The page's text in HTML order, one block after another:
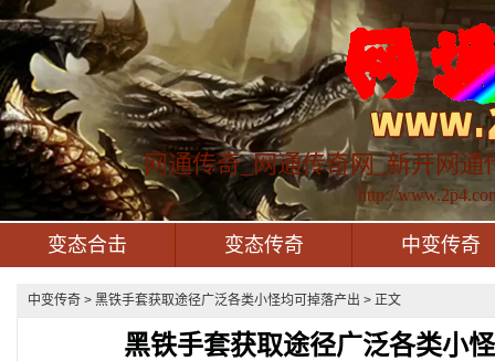
网通传奇_网通传奇网_新开网通
http://
变态合击 变态传奇 中变传奇
中变传奇 > 黑铁手套获取途径广泛各类小怪均可掉落产出 > 正文
黑铁手套获取途径广泛各类小